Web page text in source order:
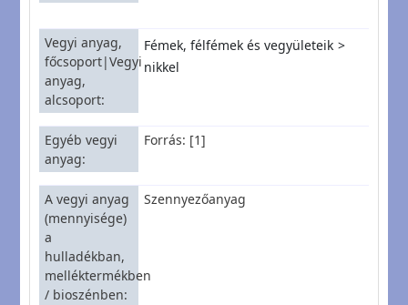
Vegyi anyag,
főcsoport|Vegyi
anyag,
alcsoport
Fémek, félfémek és vegyületeik
nikkel
Egyéb vegyi
anyag
Forrás: [1]
A vegyi anyag
(mennyisége)
a
hulladékban,
melléktermékben
/ bioszénben
Szennyezőanyag